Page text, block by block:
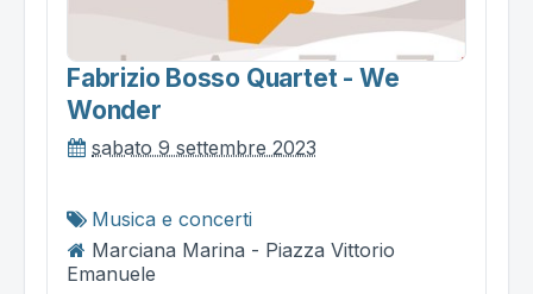
Fabrizio Bosso Quartet - We
Wonder
sabato 9 settembre 2023
Musica e concerti
Marciana Marina - Piazza Vittorio
Emanuele